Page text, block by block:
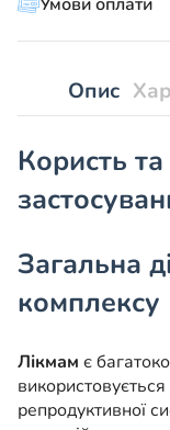
репродуктивної
системи
Опис
Користь
Загальна
комплексу
Лікмам є
репродуктивної